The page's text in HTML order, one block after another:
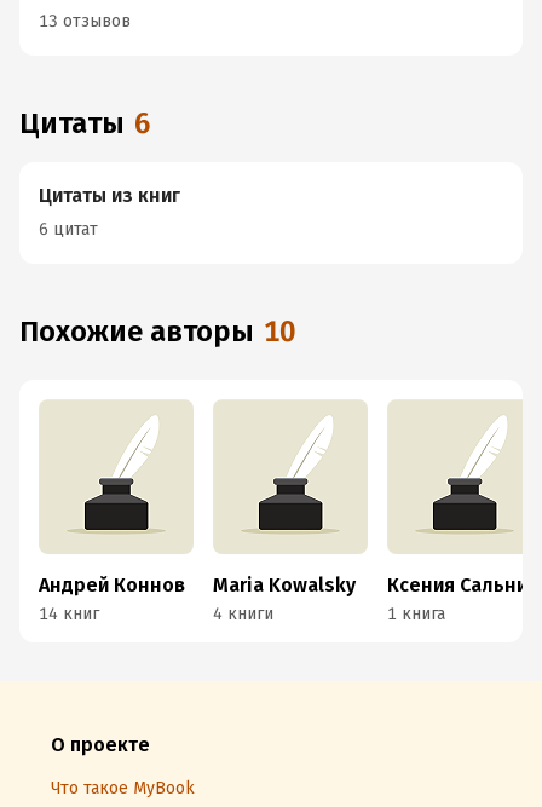
13 отзывов
Цитаты 6
Цитаты из книг
6 цитат
Похожие авторы 10
Андрей Коннов
14 книг
Maria Kowalsky
4 книги 1 книга
О проекте
Что такое MyBook